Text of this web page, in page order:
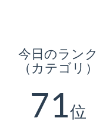
今日のランク
（カテゴリ）
71位